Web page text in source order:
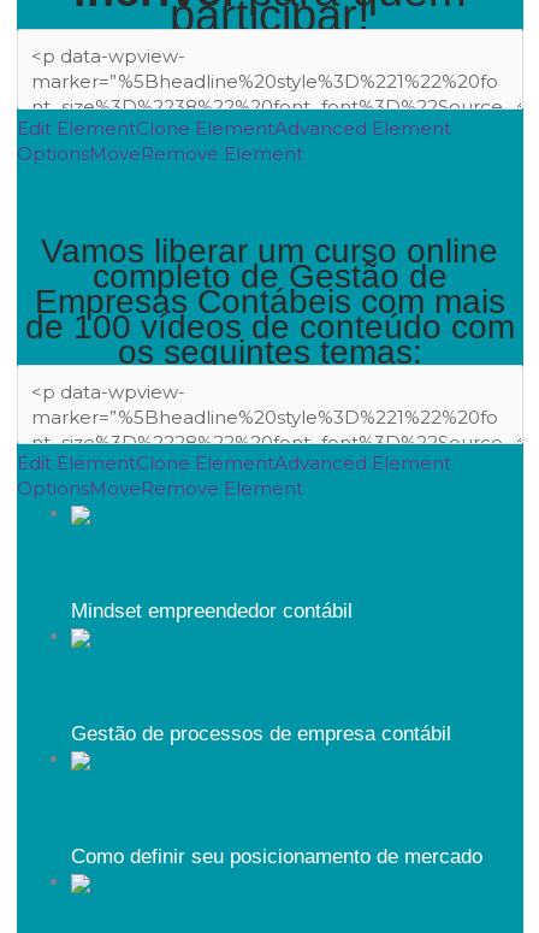
participar!
Edit ElementClone ElementAdvanced Element
OptionsMoveRemove Element
Vamos liberar um curso online
completo de Gestão de
Empresas Contábeis com mais
de 100 vídeos de conteúdo com
os seguintes temas:
Edit ElementClone ElementAdvanced Element
OptionsMoveRemove Element
Mindset empreendedor contábil
Gestão de processos de empresa contábil
Como definir seu posicionamento de mercado